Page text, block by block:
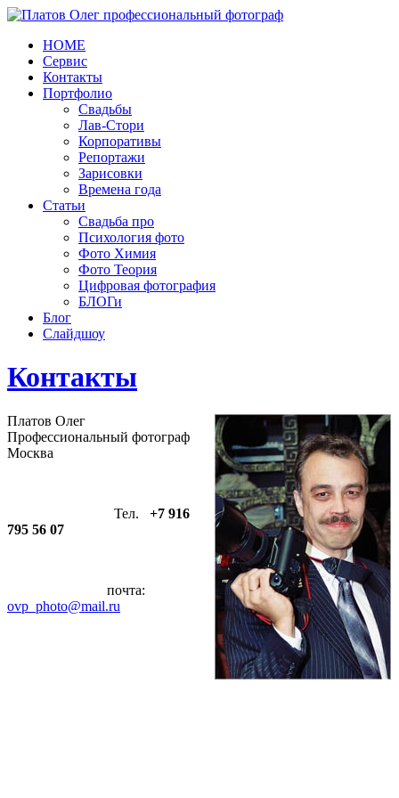
HOME
Сервис
Контакты
Портфолио
Свадьбы
Лав-Стори
Корпоративы
Репортажи
Зарисовки
Времена года
Статьи
Свадьба про
Психология фото
Фото Химия
Фото Теория
Цифровая фотография
БЛОГи
Блог
Слайдшоу
Контакты
Платов Олег
Профессиональный фотограф
Москва
Тел. +7 916
795 56 07
почта:
ovp_photo@mail.ru